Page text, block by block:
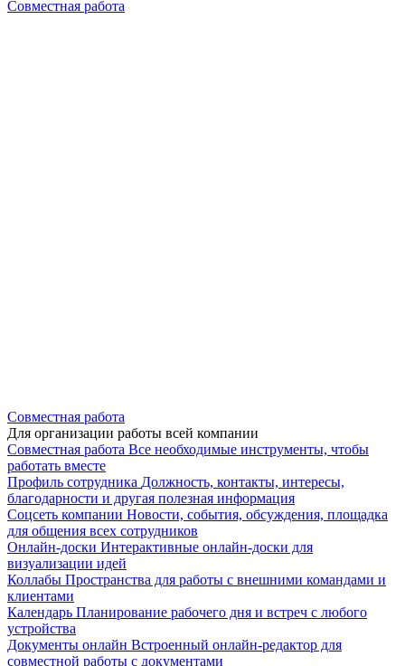
Совместная работа
Совместная работа
Для организации работы всей компании
Совместная работа Все необходимые инструменты, чтобы
работать вместе
Профиль сотрудника Должность, контакты, интересы,
благодарности и другая полезная информация
Соцсеть компании Новости, события, обсуждения, площадка
для общения всех сотрудников
Онлайн-доски Интерактивные онлайн-доски для
визуализации идей
Коллабы Пространства для работы с внешними командами и
клиентами
Календарь Планирование рабочего дня и встреч с любого
устройства
Документы онлайн Встроенный онлайн-редактор для
совместной работы с документами